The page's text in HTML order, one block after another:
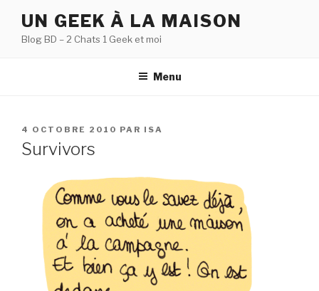
contenu
UN GEEK À LA MAISON
Blog BD – 2 Chats 1 Geek et moi
Menu
PUBLIÉ
LE
4 OCTOBRE 2010 PAR ISA
Survivors